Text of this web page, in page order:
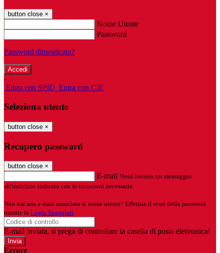
button close ×
Nome Utente
Password
Password dimenticata?
-
Entra con SPID Entra con CIE
Seleziona utente
button close ×
Recupero password
button close ×
E-mail Verrà inviato un messaggio
all'indirizzo indicato con le istruzioni necessarie.
Non hai una e-mail associata al nome utente? Effettua il reset della password
tramite la Login Spaggiari
E-mail inviata, si prega di controllare la casella di posta elettronica!
Errore